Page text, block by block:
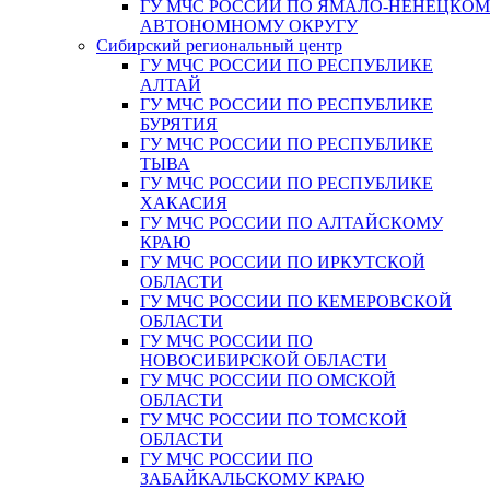
ГУ МЧС РОССИИ ПО ЯМАЛО-
АВТОНОМНОМУ ОКРУГУ
Сибирский региональный центр
ГУ МЧС РОССИИ ПО РЕСПУБЛИКЕ
АЛТАЙ
ГУ МЧС РОССИИ ПО РЕСПУБЛИКЕ
БУРЯТИЯ
ГУ МЧС РОССИИ ПО РЕСПУБЛИКЕ
ТЫВА
ГУ МЧС РОССИИ ПО РЕСПУБЛИКЕ
ХАКАСИЯ
ГУ МЧС РОССИИ ПО АЛТАЙСКОМУ
КРАЮ
ГУ МЧС РОССИИ ПО ИРКУТСКОЙ
ОБЛАСТИ
ГУ МЧС РОССИИ ПО КЕМЕРОВСКОЙ
ОБЛАСТИ
ГУ МЧС РОССИИ ПО
НОВОСИБИРСКОЙ ОБЛАСТИ
ГУ МЧС РОССИИ ПО ОМСКОЙ
ОБЛАСТИ
ГУ МЧС РОССИИ ПО ТОМСКОЙ
ОБЛАСТИ
ГУ МЧС РОССИИ ПО
ЗАБАЙКАЛЬСКОМУ КРАЮ